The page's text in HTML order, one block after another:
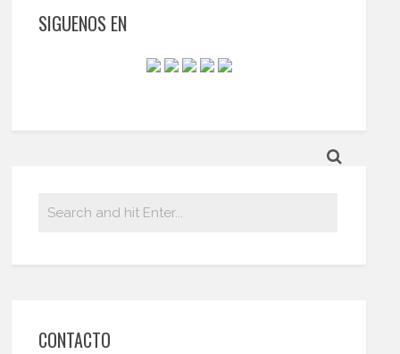
SIGUENOS EN
CONTACTO